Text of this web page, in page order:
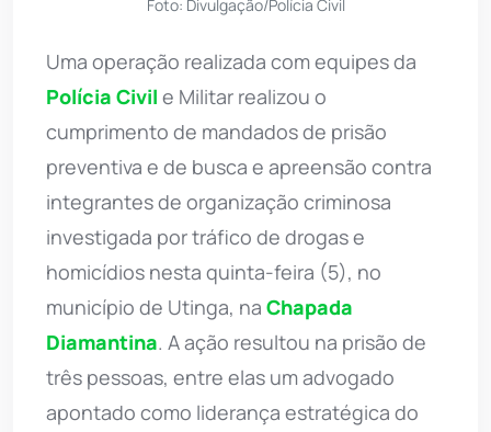
Foto: Divulgação/Polícia Civil
Uma operação realizada com equipes da
Polícia Civil e Militar realizou o
cumprimento de mandados de prisão
preventiva e de busca e apreensão contra
integrantes de organização criminosa
investigada por tráfico de drogas e
homicídios nesta quinta-feira (5), no
município de Utinga, na Chapada
Diamantina. A ação resultou na prisão de
três pessoas, entre elas um advogado
apontado como liderança estratégica do